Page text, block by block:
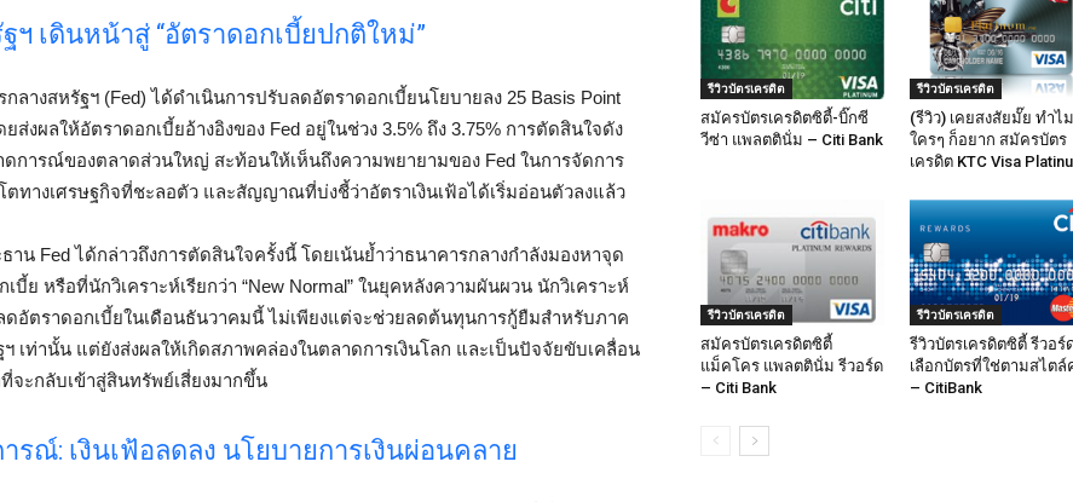
ฯ เดินหน้าสู่ “อัตราดอกเบี้ยปกติใหม่”
กลางสหรัฐฯ (Fed) ได้ดำเนินการปรับลดอัตราดอกเบี้ยนโยบายลง 25 Basis Point
ส่งผลให้อัตราดอกเบี้ยอ้างอิงของ Fed อยู่ในช่วง 3.5% ถึง 3.75% การตัดสินใจดัง
ดการณ์ของตลาดส่วนใหญ่ สะท้อนให้เห็นถึงความพยายามของ Fed ในการจัดการ
ตทางเศรษฐกิจที่ชะลอตัว และสัญญาณที่บ่งชี้ว่าอัตราเงินเฟ้อได้เริ่มอ่อนตัวลงแล้ว
าน Fed ได้กล่าวถึงการตัดสินใจครั้งนี้ โดยเน้นย้ำว่าธนาคารกลางกำลังมองหาจุด
บี้ย หรือที่นักวิเคราะห์เรียกว่า “New Normal” ในยุคหลังความผันผวน นักวิเคราะห์
ดอัตราดอกเบี้ยในเดือนธันวาคมนี้ ไม่เพียงแต่จะช่วยลดต้นทุนการกู้ยืมสำหรับภาค
เท่านั้น แต่ยังส่งผลให้เกิดสภาพคล่องในตลาดการเงินโลก และเป็นปัจจัยขับเคลื่อน
ะกลับเข้าสู่สินทรัพย์เสี่ยงมากขึ้น
รณ์: เงินเฟ้อลดลง นโยบายการเงินผ่อนคลาย
รีวิวบัตรเครดิต
สมัครบัตรเครดิตซิตี้-บิ๊กซี
วีซ่า แพลตตินั่ม – Citi Bank
รีวิวบัตรเครดิต
(รีวิว) เคยสงสัยมั๊ย ทำไม
ใครๆ ก็อยาก สมัครบัตร
เครดิต KTC Visa
รีวิวบัตรเครดิต
สมัครบัตรเครดิตซิตี้
แม็คโคร แพลตตินั่ม รีวอร์ด
– Citi Bank
รีวิวบัตรเครดิต
รีวิวบัตรเครดิตซิตี้ รีวอร์
เลือกบัตรที่ใช่ตามสไต
– CitiBank